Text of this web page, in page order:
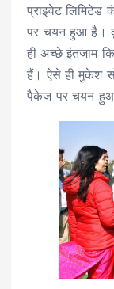
प्राइवेट लिमिटेड
पर चयन हुआ है।
ही अच्छे इंतजाम
हैं। ऐसे ही मुकेश
पैकेज पर चयन